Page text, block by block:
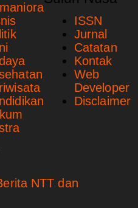
ISSN
Jurnal
Catatan
Kontak
Web
Developer
Disclaimer
NTT dan